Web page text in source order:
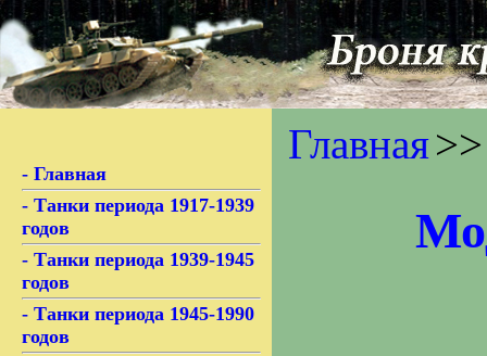
- Главная
- Танки периода 1917-1939
годов
- Танки периода 1939-1945
годов
- Танки периода 1945-1990
годов
Главная>>